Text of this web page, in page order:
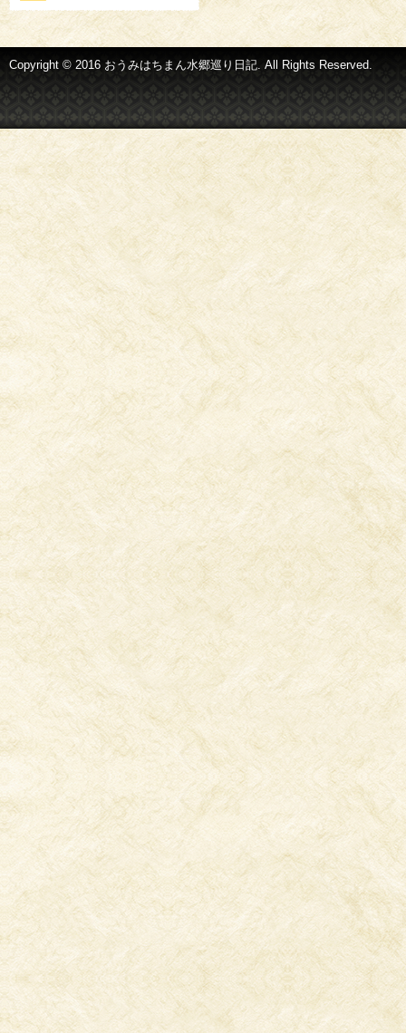
Copyright © 2016 おうみはちまん水郷巡り日記. All Rights Reserved.